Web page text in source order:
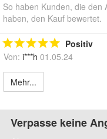
So haben Kunden, die den
haben, den Kauf bewertet.
Positiv
Von: i***h 01.05.24
Mehr...
Verpasse keine